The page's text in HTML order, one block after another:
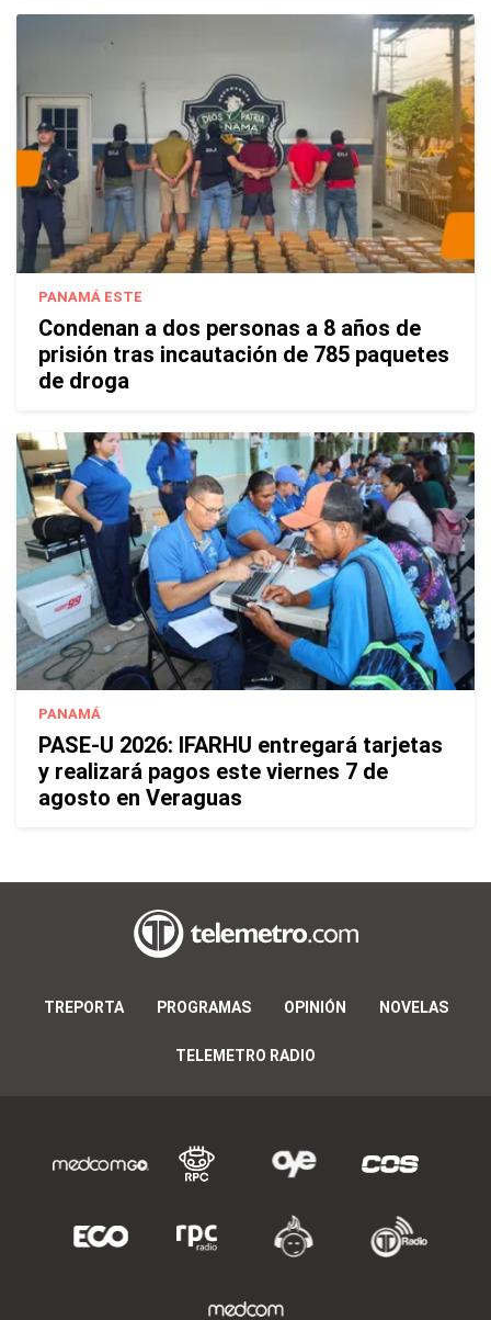
PANAMÁ ESTE
Condenan a dos personas a 8 años de
prisión tras incautación de 785 paquetes
de droga
PANAMÁ
PASE-U 2026: IFARHU entregará tarjetas
y realizará pagos este viernes 7 de
agosto en Veraguas
TREPORTA PROGRAMAS OPINIÓN NOVELAS
TELEMETRO RADIO